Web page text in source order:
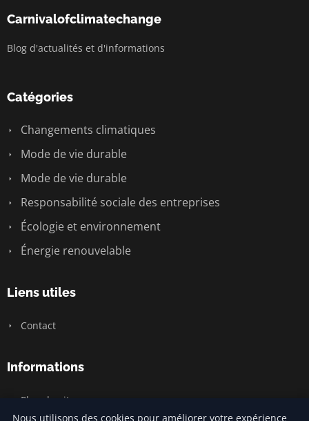
Carnivalofclimatechange
Blog d'actualités et d'informations
Catégories
Changements climatiques
Mode de vie durable
Mode de vie durable
Responsabilité sociale des entreprises
Écologie et environnement
Énergie renouvelable
Liens utiles
Contact
Informations
Plan du site
Nous utilisons des cookies pour améliorer votre expérience